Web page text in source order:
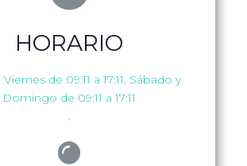
HORARIO
de 09:11 a 17:11, Sábado y
Domingo de 09:11 a 17:11
.